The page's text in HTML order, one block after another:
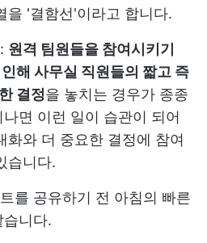
을 '결함선'이라고 합니다.
원격 팀원들을 참여시키기
해 사무실 직원들의 짧고 즉
결정을 놓치는 경우가 종종
면 이런 일이 습관이 되어
화와 더 중요한 결정에 참여
습니다.
를 공유하기 전 아침의 빠른
니다.